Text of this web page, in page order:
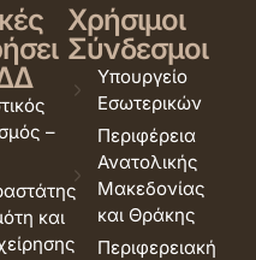
–
και
Χρήσιμοι
Σύνδεσμοι
Υπουργείο
Εσωτερικών
Περιφέρεια
Ανατολικής
Μακεδονίας
και Θράκης
Περιφερειακή